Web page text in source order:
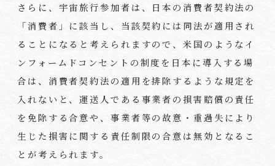
さらに、宇宙旅行参加者は、日本の消費者契約法の
「消費者」に該当し、当該契約には同法が適用され
ることになると考えられますので、米国のようなイ
ンフォームドコンセントの制度を日本に導入する場
合は、消費者契約法の適用を排除するような規定を
入れないと、運送人である事業者の損害賠償の責任
を免除する合意や、事業者等の故意・重過失により
生じた損害に関する責任制限の合意は無効となるこ
とが考えられます。